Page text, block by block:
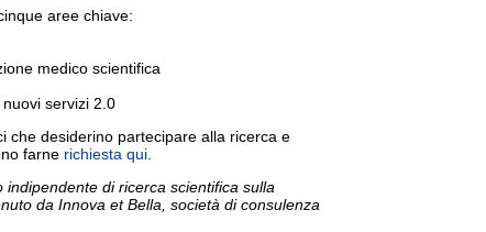
aree chiave:
medico scientifica
servizi 2.0
che desiderino partecipare alla ricerca e
farne richiesta qui
di ricerca scientifica sulla
da Innova et Bella, società di consulenza